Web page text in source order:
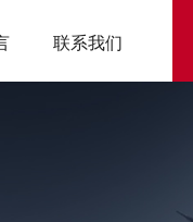
联系我们